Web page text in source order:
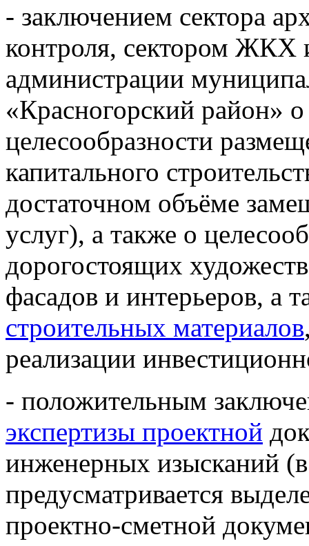
- заключением сектора
контроля, сектором ЖКХ
администрации
«Красногорский район»
целесообразности
капитального
достаточном объёме
услуг), а также о
дорогостоящих
фасадов и интерьеров, а
строительных материалов
реализации
- положительным
экспертизы проектной
инженерных изысканий
предусматривается
проектно-сметной